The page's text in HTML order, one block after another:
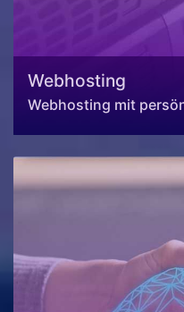
Webhosting
Webhosting mit